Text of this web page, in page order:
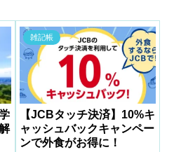
雑記帳
【JCBタッチ決済】10%キ
ャッシュバックキャンペー
ンで外食がお得に！